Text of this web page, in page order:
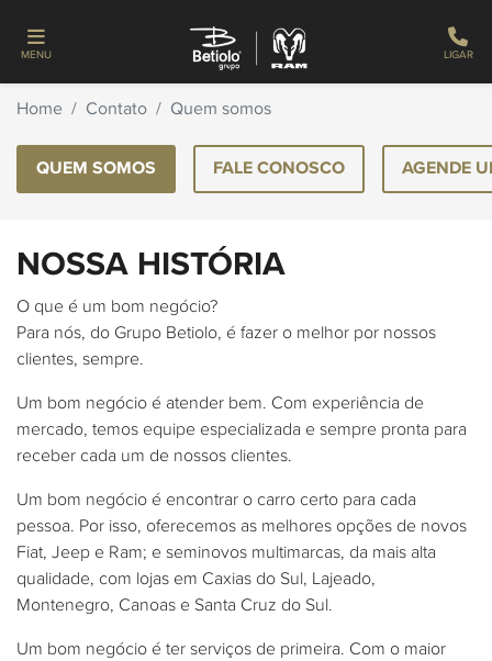
MENU LIGAR
Home Contato Quem somos
QUEM SOMOS FALE CONOSCO AGENDE
NOSSA HISTÓRIA
O que é um bom negócio?
Para nós, do Grupo Betiolo, é fazer o melhor por nossos
clientes, sempre.
Um bom negócio é atender bem. Com experiência de
mercado, temos equipe especializada e sempre pronta para
receber cada um de nossos clientes.
Um bom negócio é encontrar o carro certo para cada
pessoa. Por isso, oferecemos as melhores opções de novos
Fiat, Jeep e Ram; e seminovos multimarcas, da mais alta
qualidade, com lojas em Caxias do Sul, Lajeado,
Montenegro, Canoas e Santa Cruz do Sul.
Um bom negócio é ter serviços de primeira. Com o maior